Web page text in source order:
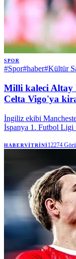
SPOR
#Spor#haber#Kültür
Milli kaleci Altay
Celta Vigo'ya
İngiliz ekibi
İspanya 1. Futbol Ligi
HABERVITRINI12274